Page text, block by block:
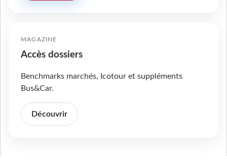
MAGAZINE
Accès dossiers
Benchmarks marchés, Icotour et suppléments
Bus&Car.
Découvrir